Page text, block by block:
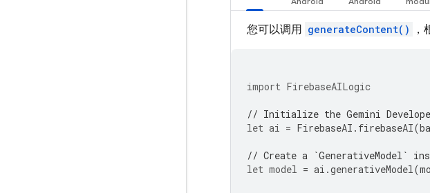
您可以调用 generateContent()
import FirebaseAILogic
// Initialize the Gemini
let ai = FirebaseAI . firebaseAI(
// Create a `GenerativeModel`
let model = ai .generativeModel(